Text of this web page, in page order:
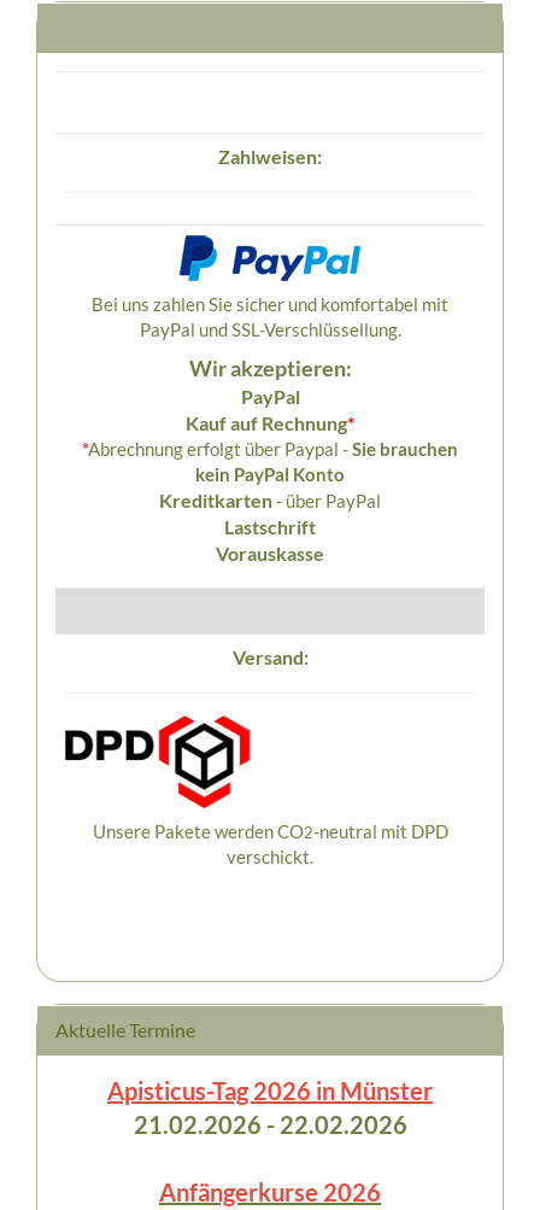
Zahlweisen:
Bei uns zahlen Sie sicher und komfortabel mit
PayPal und SSL-Verschlüssellung.
Wir akzeptieren:
PayPal
Kauf auf Rechnung*
*Abrechnung erfolgt über Paypal -Sie brauchen
kein PayPal Konto
Kreditkarten- über PayPal
Lastschrift
Vorauskasse
Versand:
Unsere Pakete werden CO2-neutral mit DPD
verschickt.
Aktuelle Termine
Apisticus-Tag 2026 in Münster
21.02.2026 - 22.02.2026
Anfängerkurse 2026